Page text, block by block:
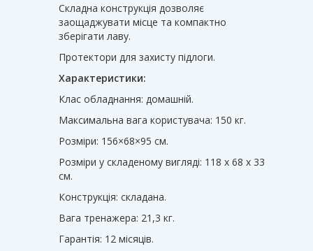
Складна конструкція дозволяє
заощаджувати місце та компактно
зберігати лаву.
Протектори для захисту підлоги.
Характеристики:
Клас обладнання: домашній.
Максимальна вага користувача: 150 кг.
Розміри: 156×68×95 см.
Розміри у складеному вигляді: 118 x 68 x 33
см.
Конструкція: складана.
Вага тренажера: 21,3 кг.
Гарантія: 12 місяців.